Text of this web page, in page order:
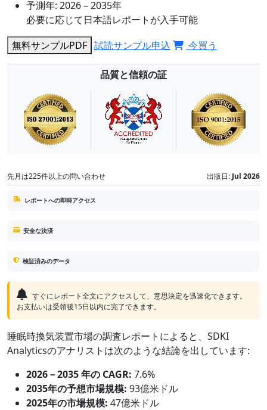
予測年: 2026－2035年
必要に応じて日本語レポートが入手可能
無料サンプルPDF 試読サンプル申込 今買う
品質と信頼の証
先月は225件以上の問い合わせ 出版日: Jul 2026
レポートへの即時アクセス
安全な決済
検証済みのデータ
すぐにレポート全文にアクセスして、意思決定を迅速化できます。
お支払いは受領後15日以内に完了できます。
睡眠時換気装置市場の調査レポートによると、SDKI
Analyticsのアナリストは次のような結論を出しています:
2026－2035 年の CAGR: 7.6%
2035年の予想市場規模: 93億米ドル
2025年の市場規模: 47億米ドル